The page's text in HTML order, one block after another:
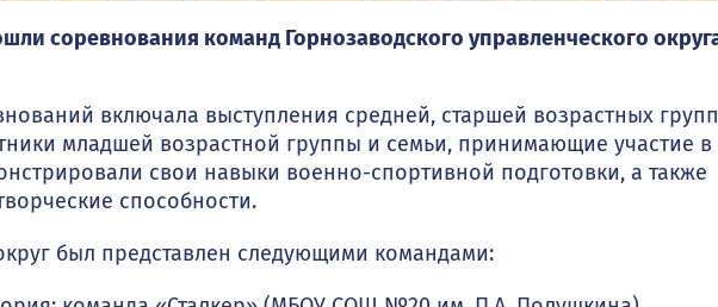
соревнования команд Горнозаводского управленческого
включала выступления средней, старшей возрастных
младшей возрастной группы и семьи, принимающие участие в
свои навыки военно-спортивной подготовки, а также
способности.
был представлен следующими командами: